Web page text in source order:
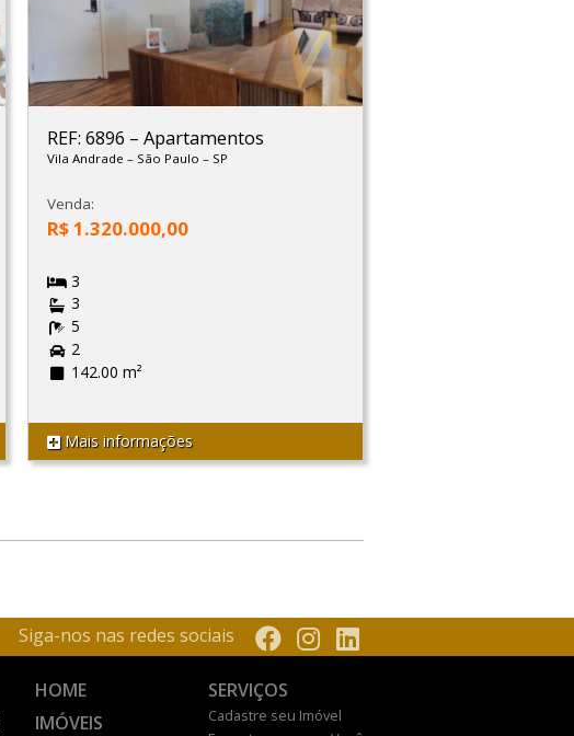
REF: 6896 –Apartamentos
Vila Andrade– São Paulo– SP
Venda:
R$ 1.320.000,00
3
3
5
2
142.00 m²
Mais informações
Siga-nos nas redes sociais
HOME
IMÓVEIS
SERVIÇOS
Cadastre seu Imóvel